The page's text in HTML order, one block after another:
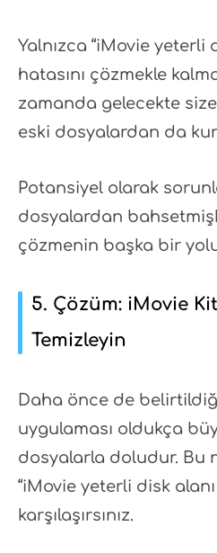
Yalnızca “iMovie yeterli
hatasını çözmekle
zamanda gelecekte
eski dosyalardan da
Potansiyel olarak
dosyalardan
çözmenin başka bir
5. Çözüm: iMovie
Temizleyin
Daha önce de
uygulaması oldukça
dosyalarla doludur. Bu
“iMovie yeterli disk
karşılaşırsınız.